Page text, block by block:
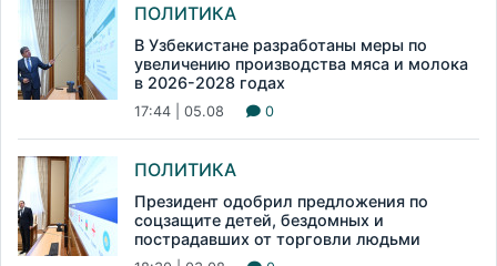
ПОЛИТИКА
В Узбекистане разработаны меры по
увеличению производства мяса и молока
в 2026-2028 годах
17:44 | 05.08 0
ПОЛИТИКА
Президент одобрил предложения по
соцзащите детей, бездомных и
пострадавших от торговли людьми